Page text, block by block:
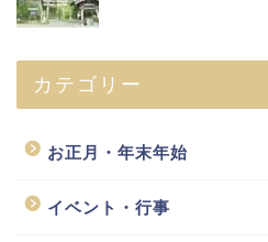
カテゴリー
お正月・年末年始
イベント・行事